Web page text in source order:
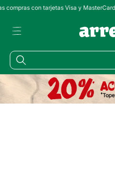
compras con tarjetas Visa y MasterCard